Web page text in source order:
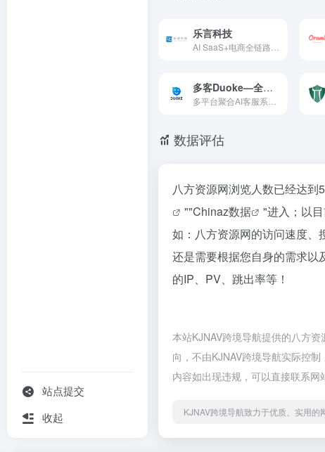
站点提交
收起
乐言科技
多客Duoke—全球电商智能客服系统
数据评估
八方资源网浏览人数已经达
""Chinaz数据
"进入；以
如：八方资源网的访问速度、
还是需要根据您自身的需求以
的IP、PV、跳出率等！
本站KJNAV跨境导航提供的八方
向，不由KJNAV跨境导航实际控
内容如出现违规，可以直接联系网
KJNAV跨境导航致力于优质、实用的